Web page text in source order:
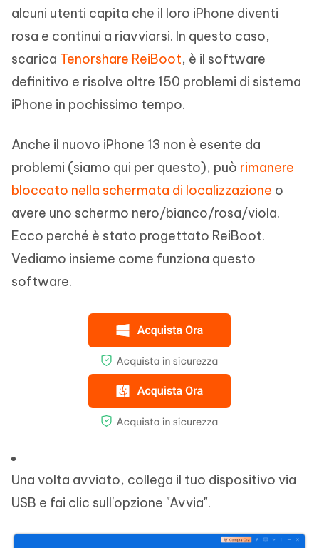
alcuni utenti capita che il loro iPhone diventi
rosa e continui a riavviarsi. In questo caso,
scarica Tenorshare ReiBoot, è il software
definitivo e risolve oltre 150 problemi di sistema
iPhone in pochissimo tempo.
Anche il nuovo iPhone 13 non è esente da
problemi (siamo qui per questo), può rimanere
bloccato nella schermata di localizzazione o
avere uno schermo nero/bianco/rosa/viola.
Ecco perché è stato progettato ReiBoot.
Vediamo insieme come funziona questo
software.
Una volta avviato, collega il tuo dispositivo via
USB e fai clic sull'opzione "Avvia".